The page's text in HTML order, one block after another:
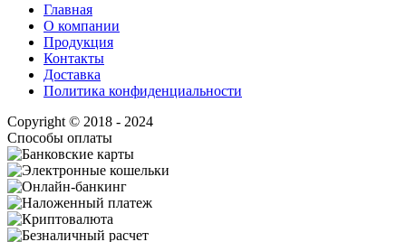
Главная
О компании
Продукция
Контакты
Доставка
Политика конфиденциальности
Copyright © 2018 - 2024
Способы оплаты